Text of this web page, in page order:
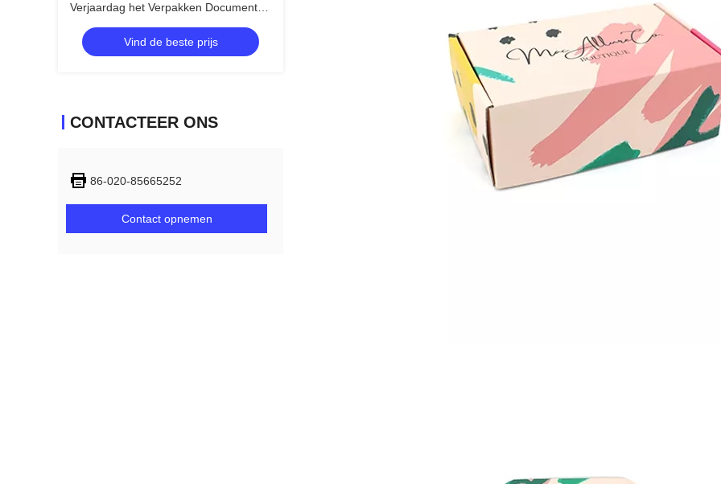
Verjaardag het Verpakken Document
27.5 Duim Stempelen
Vind de beste prijs
CONTACTEER ONS
86-020-85665252
Contact opnemen